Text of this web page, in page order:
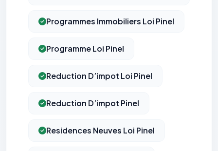
Programmes Immobiliers Loi Pinel
Programme Loi Pinel
Reduction D’impot Loi Pinel
Reduction D’impot Pinel
Residences Neuves Loi Pinel